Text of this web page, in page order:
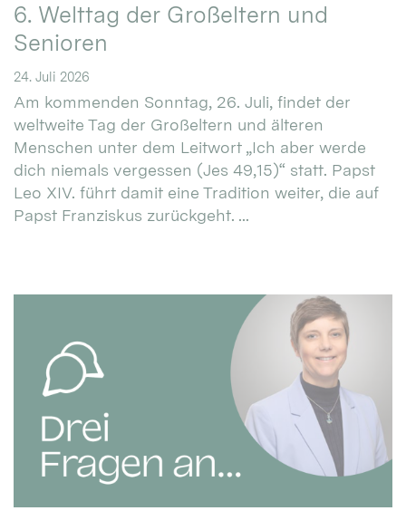
6. Welttag der Großeltern und
Senioren
24. Juli 2026
Am kommenden Sonntag, 26. Juli, findet der
weltweite Tag der Großeltern und älteren
Menschen unter dem Leitwort „Ich aber werde
dich niemals vergessen (Jes 49,15)“ statt. Papst
Leo XIV. führt damit eine Tradition weiter, die auf
Papst Franziskus zurückgeht. ...